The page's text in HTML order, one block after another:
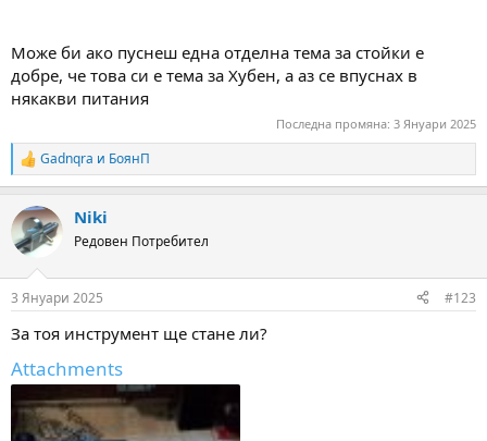
Може би ако пуснеш една отделна тема за стойки е
добре, че това си е тема за Хубен, а аз се впуснах в
някакви питания
Последна промяна: 3 Януари 2025
R
e
c
t
i
s
Gadnqra и БоянП
Niki
Редовен Потребител
3 Януари 2025 #123
За тоя инструмент ще стане ли?
Attachments